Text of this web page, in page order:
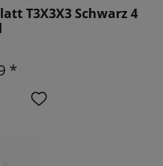
T3X3X3 Schwarz 4
*